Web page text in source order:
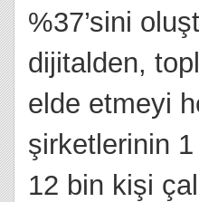
%37’sini
dijitalden,
elde etmeyi
şirketlerinin
12 bin kişi